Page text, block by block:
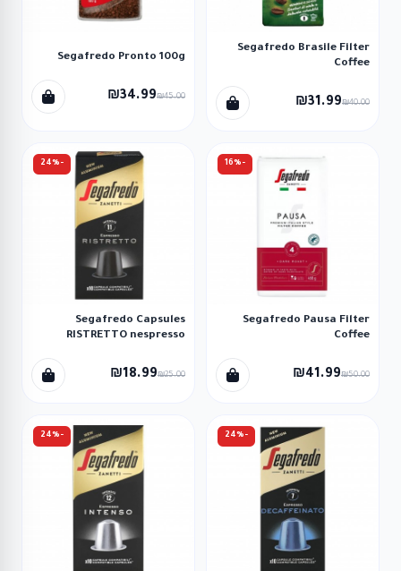
Segafredo Brasile Filter
Coffee
₪31.99₪40.00
Segafredo Pronto 100g
₪34.99₪45.00
-16%
Segafredo Pausa Filter
Coffee
₪41.99₪50.00
-24%
Segafredo Capsules
RISTRETTO nespresso
₪18.99₪25.00
-24%
-24%